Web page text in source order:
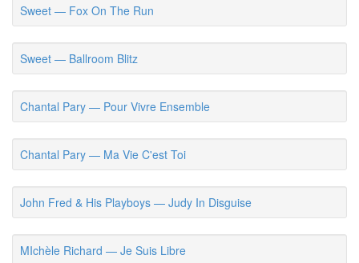
Sweet — Fox On The Run
Sweet — Ballroom Blitz
Chantal Pary — Pour Vivre Ensemble
Chantal Pary — Ma Vie C'est Toi
John Fred & His Playboys — Judy In Disguise
MIchèle Richard — Je Suis Libre